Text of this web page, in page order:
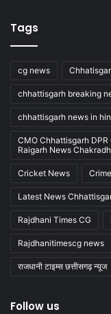
Tags
cg news
chhattisgarh breaking
chhattisgarh news in
CMO Chhattisgarh
Raigarh News
Cricket News
Latest News
Rajdhani Times CG
Rajdhanitimescg news
राजधानी टाइम्स छत्तीसगढ़ न्यूज
Follow us